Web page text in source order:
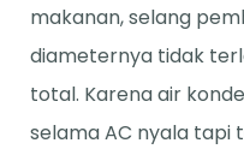
makanan, selang
diameternya tidak
total. Karena air
selama AC nyala tapi